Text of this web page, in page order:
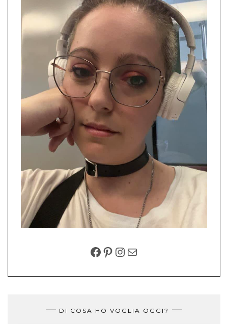
FACEBOOK
PINTEREST
INSTAGRAM
EMAIL
DI COSA HO VOGLIA OGGI?